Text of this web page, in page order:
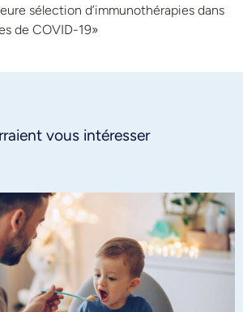
sélection d’immunothérapies dans
de COVID-19»
vous intéresser